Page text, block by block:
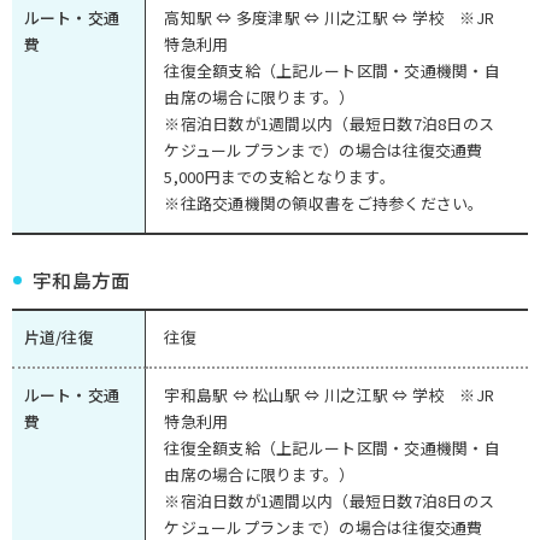
ルート・交通
費
高知駅 ⇔ 多度津駅 ⇔ 川之江駅 ⇔ 学校 ※JR
特急利用
往復全額支給（上記ルート区間・交通機関・自
由席の場合に限ります。）
※宿泊日数が1週間以内（最短日数7泊8日のス
ケジュールプランまで）の場合は往復交通費
5,000円までの支給となります。
※往路交通機関の領収書をご持参ください。
宇和島方面
片道/往復 往復
ルート・交通
費
宇和島駅 ⇔ 松山駅 ⇔ 川之江駅 ⇔ 学校 ※JR
特急利用
往復全額支給（上記ルート区間・交通機関・自
由席の場合に限ります。）
※宿泊日数が1週間以内（最短日数7泊8日のス
ケジュールプランまで）の場合は往復交通費